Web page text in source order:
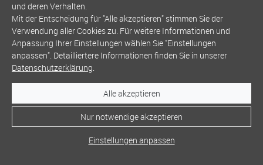
und deren Verhalten.
Mit der Entscheidung für "Alle akzeptieren" stimmen Sie der
Verwendung aller Cookies zu. Für weitere Informationen und
Anpassung Ihrer Einstellungen wählen Sie "Einstellungen
anpassen". Detailliertere Informationen finden Sie in unserer
Datenschutzerklärung.
Alle akzeptieren
Nur notwendige akzeptieren
Einstellungen anpassen